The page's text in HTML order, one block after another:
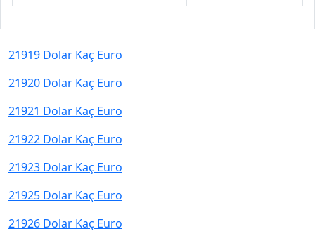
21919 Dolar Kaç Euro
21920 Dolar Kaç Euro
21921 Dolar Kaç Euro
21922 Dolar Kaç Euro
21923 Dolar Kaç Euro
21925 Dolar Kaç Euro
21926 Dolar Kaç Euro